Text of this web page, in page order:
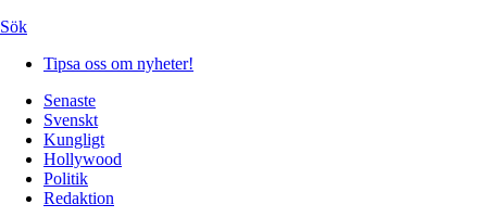
Sök
Tipsa oss om nyheter!
Senaste
Svenskt
Kungligt
Hollywood
Politik
Redaktion